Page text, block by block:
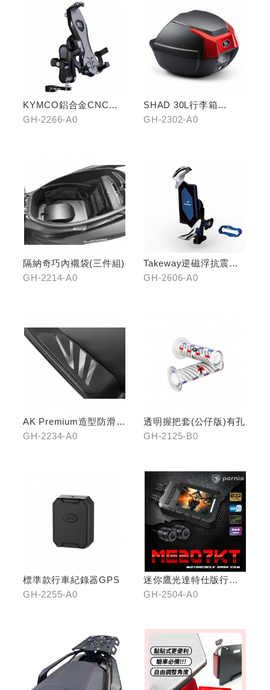
KYMCO鋁合金CNC減
震手機架
GH-2266-A0
SHAD 30L行李箱
(KYMCO專屬款)
GH-2302-A0
隔納奇巧內襯袋(三件組)
GH-2214-A0
Takeway逆磁浮抗震手
機架
GH-2606-A0
AK Premium造型防滑踏
板(前踏)
GH-2234-A0
透明握把套(公仔版)有孔
GH-2125-B0
標準款行車紀錄器GPS
GH-2255-A0
迷你鷹光達特仕版行車
記錄器
GH-2504-A0